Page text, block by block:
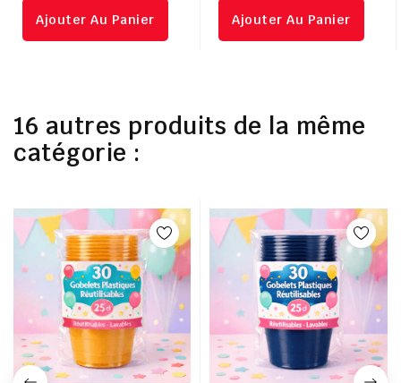
Ajouter Au Panier Ajouter Au Panier
16 autres produits de la même
catégorie :